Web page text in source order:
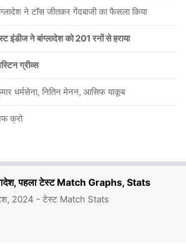
पहला टेस्ट Match Graphs, Stats
2024 - टेस्ट Match Stats
ने टॉस जीतकर गेंदबाजी का फैसला किया
इंडीज ने बांग्लादेश को 201 रनों से हराया
ग्रीव्स
धर्मसेना, नितिन मेनन, आसिफ याकूब
क्रो